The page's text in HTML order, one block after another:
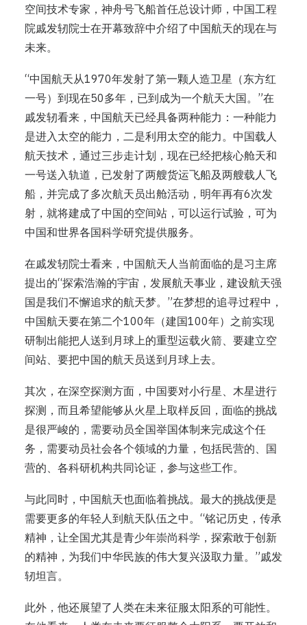
空间技术专家，神舟号飞船首任总设计师，中国工程
院戚发轫院士在开幕致辞中介绍了中国航天的现在与
未来。
“中国航天从1970年发射了第一颗人造卫星（东方红
一号）到现在50多年，已到成为一个航天大国。”在
戚发轫看来，中国航天已经具备两种能力：一种能力
是进入太空的能力，二是利用太空的能力。中国载人
航天技术，通过三步走计划，现在已经把核心舱天和
一号送入轨道，已发射了两艘货运飞船及两艘载人飞
船，并完成了多次航天员出舱活动，明年再有6次发
射，就将建成了中国的空间站，可以运行试验，可为
中国和世界各国科学研究提供服务。
在戚发轫院士看来，中国航天人当前面临的是习主席
提出的“探索浩瀚的宇宙，发展航天事业，建设航天强
国是我们不懈追求的航天梦。”在梦想的追寻过程中，
中国航天要在第二个100年（建国100年）之前实现
研制出能把人送到月球上的重型运载火箭、要建立空
间站、要把中国的航天员送到月球上去。
其次，在深空探测方面，中国要对小行星、木星进行
探测，而且希望能够从火星上取样反回，面临的挑战
是很严峻的，需要动员全国举国体制来完成这个任
务，需要动员社会各个领域的力量，包括民营的、国
营的、各科研机构共同论证，参与这些工作。
与此同时，中国航天也面临着挑战。最大的挑战便是
需要更多的年轻人到航天队伍之中。“铭记历史，传承
精神，让全国尤其是青少年崇尚科学，探索敢于创新
的精神，为我们中华民族的伟大复兴汲取力量。”戚发
轫坦言。
此外，他还展望了人类在未来征服太阳系的可能性。